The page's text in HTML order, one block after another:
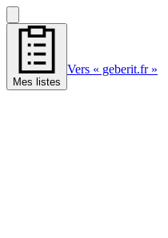
Mes listes
Vers « geberit.fr »